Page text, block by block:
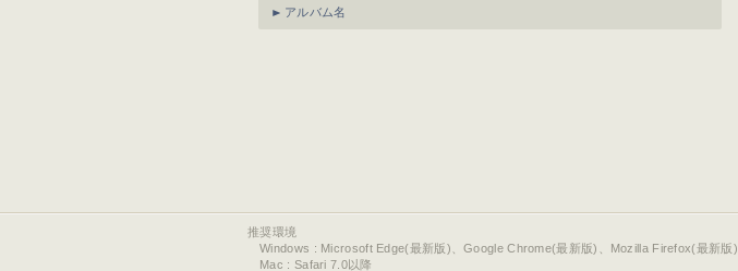
アルバム名
推奨環境
Windows : Microsoft Edge(最新版)、Google Chrome(最新版)、Mozilla Firefox(最新版)
Mac : Safari 7.0以降